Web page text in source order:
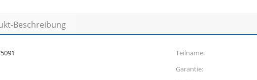
Beschreibung
Teilname:
Garantie: